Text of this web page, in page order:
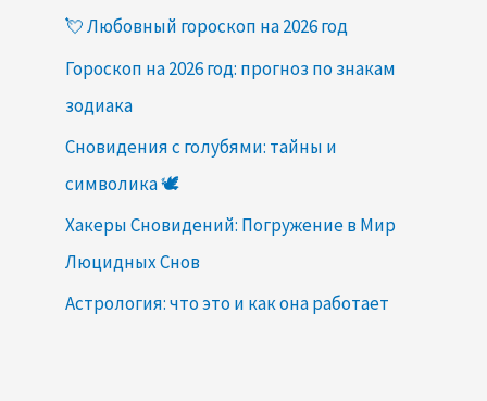
💘 Любовный гороскоп на 2026 год
Гороскоп на 2026 год: прогноз по знакам
зодиака
Сновидения с голубями: тайны и
символика 🕊️
Хакеры Сновидений: Погружение в Мир
Люцидных Снов
Астрология: что это и как она работает